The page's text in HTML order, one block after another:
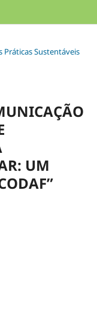
Práticas Sustentáveis
UM